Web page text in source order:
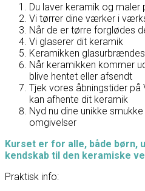
Du laver keramik og maler
Vi tørrer dine værker i
Når de er tørre forglødes
Vi glaserer dit keramik
Keramikken
Når keramikken kommer
blive hentet eller afsendt
Tjek vores åbningstider på
kan afhente dit keramik
Nyd nu dine unikke
omgivelser
Kurset er for alle, både børn,
kendskab til den keramiske
Praktisk info: